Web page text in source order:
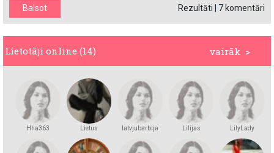
Rezultāti 7 komentāri
vairāk >
Lietotāji online (14)
Hha363 Lietus latvjubarbija Lilijas LilyLady